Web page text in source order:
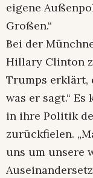
eigene
Großen.“
Bei der
Hillary Clinton
Trumps erklärt,
was er sagt.“
in ihre Politik
zurückfielen.
uns um unsere